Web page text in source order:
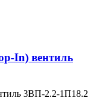
In) вентиль
3ВП-2.2-1П18.2